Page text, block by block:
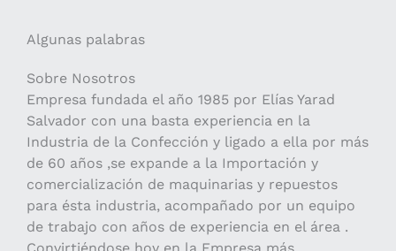
Algunas palabras
Sobre Nosotros
Empresa fundada el año 1985 por Elías Yarad
Salvador con una basta experiencia en la
Industria de la Confección y ligado a ella por más
de 60 años ,se expande a la Importación y
comercialización de maquinarias y repuestos
para ésta industria, acompañado por un equipo
de trabajo con años de experiencia en el área .